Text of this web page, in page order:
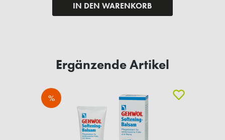
IN DEN WARENKORB
Ergänzende Artikel
%